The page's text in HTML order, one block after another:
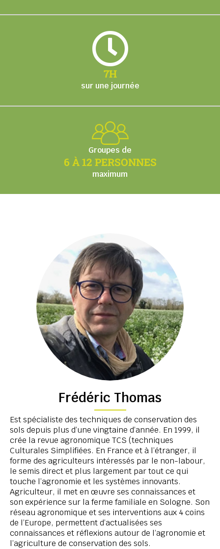
7H
sur une journée
Groupes de
6 À 12 PERSONNES
maximum
Frédéric Thomas
Est spécialiste des techniques de conservation des
sols depuis plus d’une vingtaine d’année. En 1999, il
crée la revue agronomique TCS (techniques
Culturales Simplifiées. En France et à l’étranger, il
forme des agriculteurs intéressés par le non-labour,
le semis direct et plus largement par tout ce qui
touche l’agronomie et les systèmes innovants.
Agriculteur, il met en œuvre ses connaissances et
son expérience sur la ferme familiale en Sologne. Son
réseau agronomique et ses interventions aux 4 coins
de l’Europe, permettent d’actualisées ses
connaissances et réflexions autour de l’agronomie et
l’agriculture de conservation des sols.